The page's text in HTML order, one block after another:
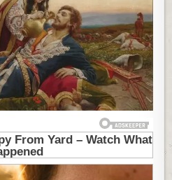
ZA
KOSOVKU
DEVOJKU,
ALI
KO
JE
ZAPRAVO
BILA
ONA?
OVO
JE
TEŠKA
KOJA
SE